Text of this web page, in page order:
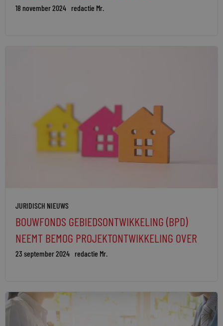
18 november 2024 redactie Mr.
JURIDISCH NIEUWS
BOUWFONDS GEBIEDSONTWIKKELING (BPD)
NEEMT BEMOG PROJEKTONTWIKKELING OVER
23 september 2024 redactie Mr.